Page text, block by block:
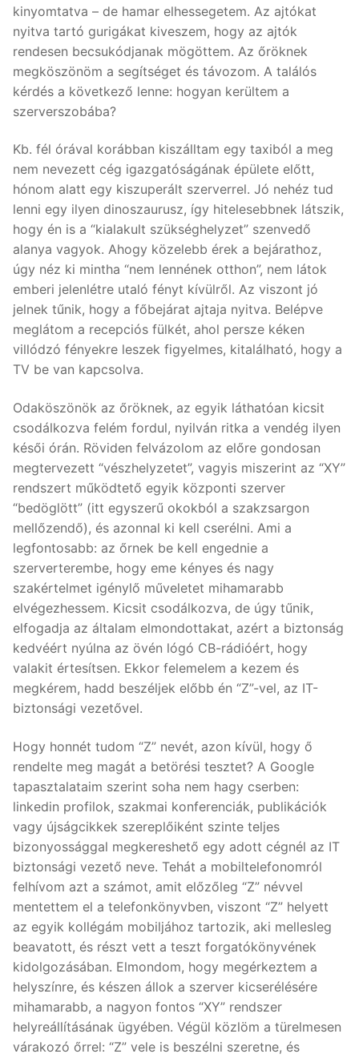
kinyomtatva – de hamar elhessegetem. Az ajtókat
nyitva tartó gurigákat kiveszem, hogy az ajtók
rendesen becsukódjanak mögöttem. Az őröknek
megköszönöm a segítséget és távozom. A találós
kérdés a következő lenne: hogyan kerültem a
szerverszobába?
Kb. fél órával korábban kiszálltam egy taxiból a meg
nem nevezett cég igazgatóságának épülete előtt,
hónom alatt egy kiszuperált szerverrel. Jó nehéz tud
lenni egy ilyen dinoszaurusz, így hitelesebbnek látszik,
hogy én is a “kialakult szükséghelyzet” szenvedő
alanya vagyok. Ahogy közelebb érek a bejárathoz,
úgy néz ki mintha “nem lennének otthon”, nem látok
emberi jelenlétre utaló fényt kívülről. Az viszont jó
jelnek tűnik, hogy a főbejárat ajtaja nyitva. Belépve
meglátom a recepciós fülkét, ahol persze kéken
villódzó fényekre leszek figyelmes, kitalálható, hogy a
TV be van kapcsolva.
Odaköszönök az őröknek, az egyik láthatóan kicsit
csodálkozva felém fordul, nyilván ritka a vendég ilyen
késői órán. Röviden felvázolom az előre gondosan
megtervezett “vészhelyzetet”, vagyis miszerint az “XY”
rendszert működtető egyik központi szerver
“bedöglött” (itt egyszerű okokból a szakzsargon
mellőzendő), és azonnal ki kell cserélni. Ami a
legfontosabb: az őrnek be kell engednie a
szerverterembe, hogy eme kényes és nagy
szakértelmet igénylő műveletet mihamarabb
elvégezhessem. Kicsit csodálkozva, de úgy tűnik,
elfogadja az általam elmondottakat, azért a biztonság
kedvéért nyúlna az övén lógó CB-rádióért, hogy
valakit értesítsen. Ekkor felemelem a kezem és
megkérem, hadd beszéljek előbb én “Z”-vel, az IT-
biztonsági vezetővel.
Hogy honnét tudom “Z” nevét, azon kívül, hogy ő
rendelte meg magát a betörési tesztet? A Google
tapasztalataim szerint soha nem hagy cserben:
linkedin profilok, szakmai konferenciák, publikációk
vagy újságcikkek szereplőiként szinte teljes
bizonyossággal megkereshető egy adott cégnél az IT
biztonsági vezető neve. Tehát a mobiltelefonomról
felhívom azt a számot, amit előzőleg “Z” névvel
mentettem el a telefonkönyvben, viszont “Z” helyett
az egyik kollégám mobiljához tartozik, aki mellesleg
beavatott, és részt vett a teszt forgatókönyvének
kidolgozásában. Elmondom, hogy megérkeztem a
helyszínre, és készen állok a szerver kicserélésére
mihamarabb, a nagyon fontos “XY” rendszer
helyreállításának ügyében. Végül közlöm a türelmesen
várakozó őrrel: “Z” vele is beszélni szeretne, és